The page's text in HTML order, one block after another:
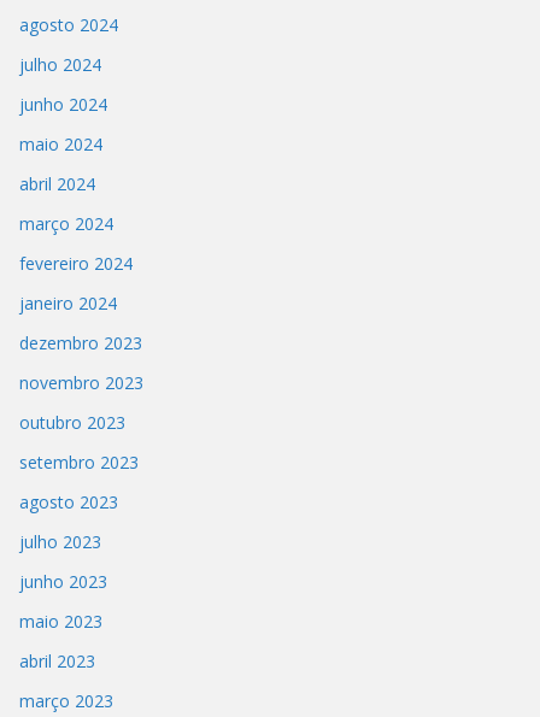
agosto 2024
julho 2024
junho 2024
maio 2024
abril 2024
março 2024
fevereiro 2024
janeiro 2024
dezembro 2023
novembro 2023
outubro 2023
setembro 2023
agosto 2023
julho 2023
junho 2023
maio 2023
abril 2023
março 2023